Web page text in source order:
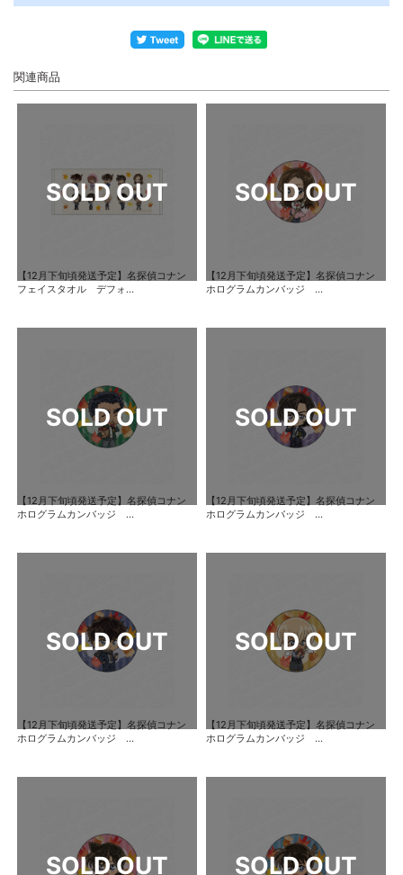
関連商品
【12月下旬頃発送予定】名探偵コナン
フェイスタオル デフォ...
【12月下旬頃発送予定】名探偵コナン
ホログラムカンバッジ ...
【12月下旬頃発送予定】名探偵コナン
ホログラムカンバッジ ...
【12月下旬頃発送予定】名探偵コナン
ホログラムカンバッジ ...
【12月下旬頃発送予定】名探偵コナン
ホログラムカンバッジ ...
【12月下旬頃発送予定】名探偵コナン
ホログラムカンバッジ ...